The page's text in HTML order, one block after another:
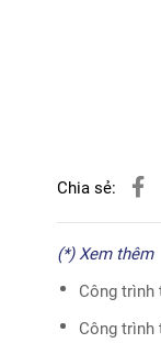
Chia sẻ:
(*) Xem thêm
Công trình
Công trình